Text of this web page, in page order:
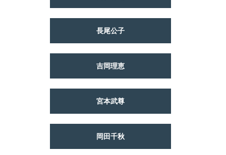
長尾公子
吉岡理恵
宮本武尊
岡田千秋